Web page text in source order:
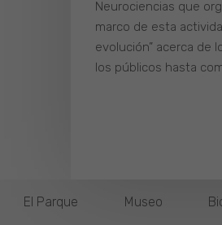
Neurociencias que
marco de esta
evolución” acerca de
los públicos hasta
El Parque Museo